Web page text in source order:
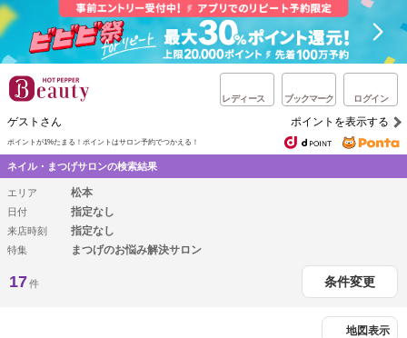
レディース ブックマーク ログイン
ゲストさん ポイントを表示する
ポイントが1%たまる！ ポイントはサロン予約でつかえる！
ネイル・まつげサロンの検索結果
エリア 松本
日付 指定なし
来店時刻 指定なし
特集 まつげのお悩み解決サロン
17件 条件変更
地図表示